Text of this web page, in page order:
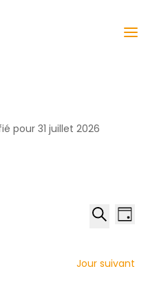
pour 31 juillet 2026
de
de
Jour
Jour suivant